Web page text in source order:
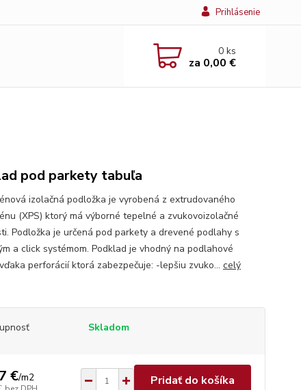
Prihlásenie
0ks
za 0,00 €
pod parkety tabuľa
izolačná podložka je vyrobená z extrudovaného
(XPS) ktorý má výborné tepelné a zvukovoizolačné
Podložka je určená pod parkety a drevené podlahy s
a click systémom. Podklad je vhodný na podlahové
perforácií ktorá zabezpečuje: -lepšiu zvuko... celý
Skladom
€/m2 Pridať do košíka